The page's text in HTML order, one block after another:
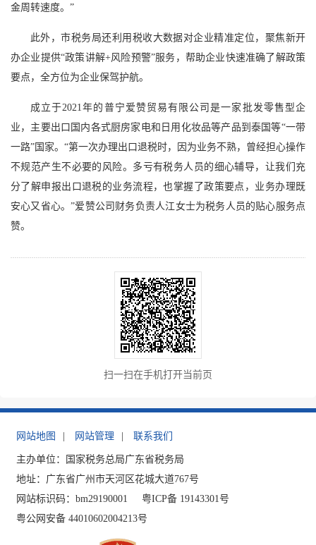
金周转速度。”
此外，市税务局还利用税收大数据对企业精准定位，聚焦新开
办企业提供“政策讲解+风险预警”服务，帮助企业快速准确了解政策
要点，全方位为企业保驾护航。
成立于2021年的普宁爱赞贸易有限公司是一家批发零售型企
业，主要出口国内各式厨房家电和日用化妆品等产品到泰国等“一带
一路”国家。“第一次办理出口退税时，因为业务不熟，曾经担心操作
不规范产生不必要的风险。多亏有税务人员的细心辅导，让我们充
分了解申报出口退税的业务流程，也掌握了政策要点，业务办理既
安心又省心。”爱赞公司财务负责人江女士为税务人员的贴心服务点
赞。
扫一扫在手机打开当前页
网站地图 网站管理 联系我们
主办单位：国家税务总局广东省税务局
地址：广东省广州市天河区花城大道767号
网站标识码：bm29190001
粤ICP备 19143301号
粤公网安备 44010602004213号